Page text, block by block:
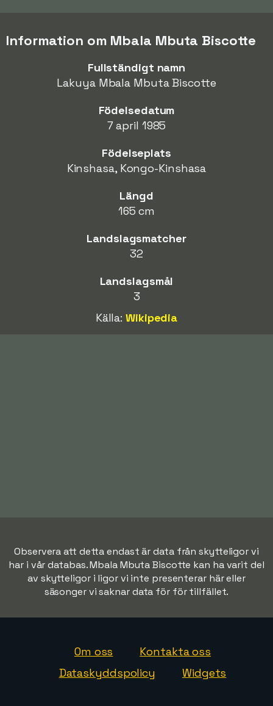
Information om Mbala Mbuta Biscotte
Fullständigt namn
Lakuya Mbala Mbuta Biscotte
Födelsedatum
7 april 1985
Födelseplats
Kinshasa, Kongo-Kinshasa
Längd
165 cm
Landslagsmatcher
32
Landslagsmål
3
Källa:Wikipedia
Observera att detta endast är data från skytteligor vi
har i vår databas. Mbala Mbuta Biscotte kan ha varit del
av skytteligor i ligor vi inte presenterar här eller
säsonger vi saknar data för för tillfället.
Om oss
Kontakta oss
Dataskyddspolicy
Widgets